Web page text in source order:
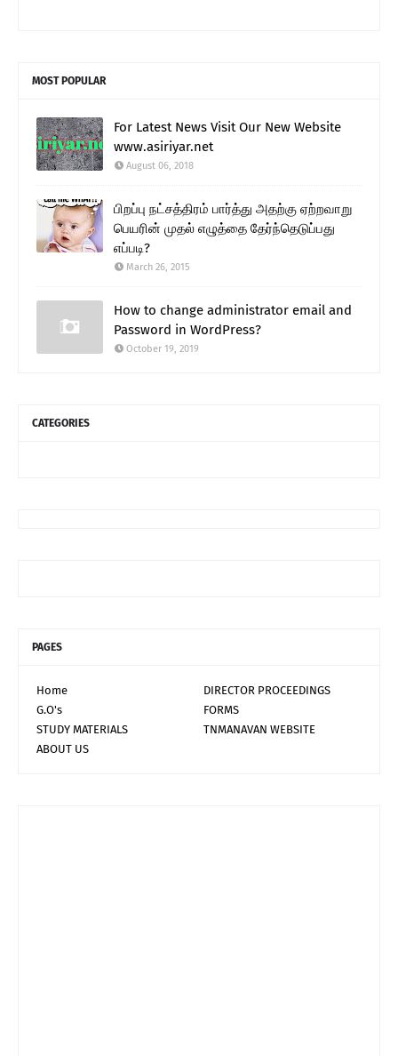
MOST POPULAR
For Latest News Visit Our New Website
www.asiriyar.net
August 06, 2018
பிறப்பு நட்சத்திரம் பார்த்து அதற்கு ஏற்றவாறு
பெயரின் முதல் எழுத்தை தேர்ந்தெடுப்பது
எப்படி?
March 26, 2015
How to change administrator email and
Password in WordPress?
October 19, 2019
CATEGORIES
PAGES
Home
DIRECTOR PROCEEDINGS
G.O's
FORMS
STUDY MATERIALS
TNMANAVAN WEBSITE
ABOUT US